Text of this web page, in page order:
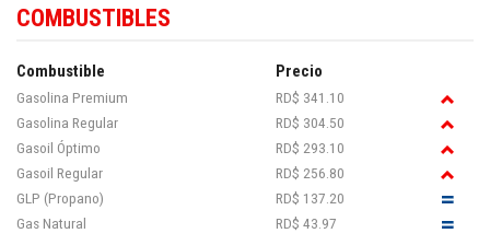
COMBUSTIBLES
Combustible Precio
Gasolina Premium
RD$ 341.10
Gasolina Regular
RD$ 304.50
Gasoil Óptimo
RD$ 293.10
Gasoil Regular
RD$ 256.80
GLP (Propano)
RD$ 137.20
Gas Natural
RD$ 43.97